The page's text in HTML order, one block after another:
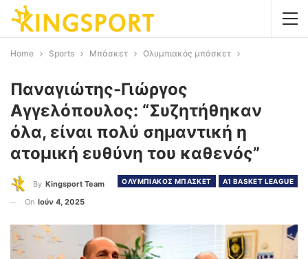
Home Sports Μπάσκετ Ολυμπιακός μπάσκετ
Παναγιώτης-Γιώργος
Αγγελόπουλος: “Συζητήθηκαν
όλα, είναι πολύ σημαντική η
ατομική ευθύνη του καθενός”
ΟΛΥΜΠΙΑΚΟΣ ΜΠΑΣΚΕΤ Α1 BASKET LEAGUE
By Kingsport Team
On Ιούν 4, 2025